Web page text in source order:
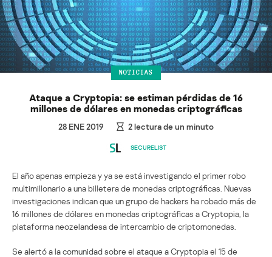
NOTICIAS
Ataque a Cryptopia: se estiman pérdidas de 16
millones de dólares en monedas criptográficas
28 ENE 2019 2lectura de un minuto
SECURELIST
El año apenas empieza y ya se está investigando el primer robo
multimillonario a una billetera de monedas criptográficas. Nuevas
investigaciones indican que un grupo de hackers ha robado más de
16 millones de dólares en monedas criptográficas a Cryptopia, la
plataforma neozelandesa de intercambio de criptomonedas.
Se alertó a la comunidad sobre el ataque a Cryptopia el 15 de